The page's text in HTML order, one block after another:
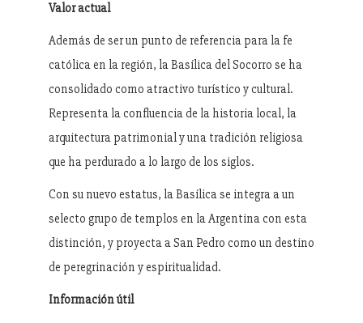
Valor actual
Además de ser un punto de referencia para la fe
católica en la región, la Basílica del Socorro se ha
consolidado como atractivo turístico y cultural.
Representa la confluencia de la historia local, la
arquitectura patrimonial y una tradición religiosa
que ha perdurado a lo largo de los siglos.
Con su nuevo estatus, la Basílica se integra a un
selecto grupo de templos en la Argentina con esta
distinción, y proyecta a San Pedro como un destino
de peregrinación y espiritualidad.
Información útil